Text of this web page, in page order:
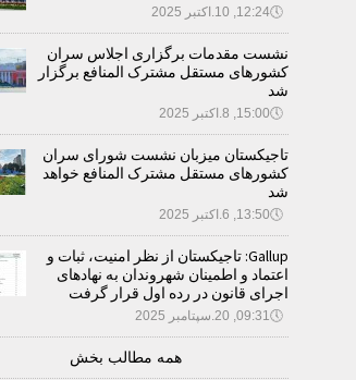
🕔12:24, 10.اکتبر 2025
نشست مقدمات برگزاری اجلاس سران
کشورهای مستقل مشترک المنافع برگزار
شد
🕔15:00, 8.اکتبر 2025
تاجیکستان میزبان نشست شورای سران
کشورهای مستقل مشترک المنافع خواهد
شد
🕔13:50, 6.اکتبر 2025
Gallup: تاجیکستان از نظر امنیت، ثبات و
اعتماد و اطمینان شهروندان به نهادهای
اجرای قانون در رده اول قرار گرفت
🕔09:31, 20.سپتامبر 2025
همه مطالب بخش